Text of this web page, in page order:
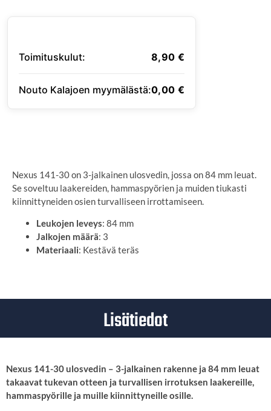
Toimituskulut: 8,90 €
Nouto Kalajoen myymälästä:0,00 €
Nexus 141-30 on 3-jalkainen ulosvedin, jossa on 84 mm leuat.
Se soveltuu laakereiden, hammaspyörien ja muiden tiukasti
kiinnittyneiden osien turvalliseen irrottamiseen.
Leukojen leveys: 84 mm
Jalkojen määrä: 3
Materiaali: Kestävä teräs
Lisätiedot
Nexus 141-30 ulosvedin – 3-jalkainen rakenne ja 84 mm leuat
takaavat tukevan otteen ja turvallisen irrotuksen laakereille,
hammaspyörille ja muille kiinnittyneille osille.